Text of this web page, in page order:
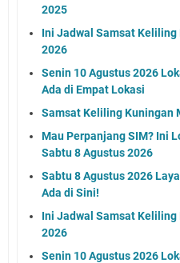
2025
Ini Jadwal Samsat
2026
Senin 10 Agustus 2026
Ada di Empat Lokasi
Samsat Keliling Kuningan
Mau Perpanjang SIM? Ini
Sabtu 8 Agustus 2026
Sabtu 8 Agustus 2026
Ada di Sini!
Ini Jadwal Samsat
2026
Senin 10 Agustus 2026